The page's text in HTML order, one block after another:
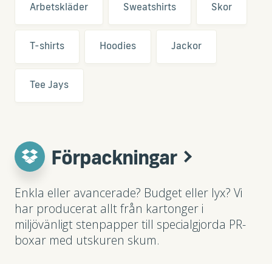
Arbetskläder Sweatshirts Skor
T-shirts Hoodies Jackor
Tee Jays
Förpackningar
Enkla eller avancerade? Budget eller lyx? Vi
har producerat allt från kartonger i
miljövänligt stenpapper till specialgjorda PR-
boxar med utskuren skum.